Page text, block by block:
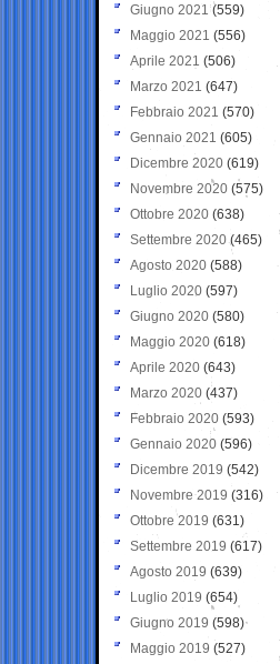
Giugno 2021(559)
Maggio 2021 (556)
Aprile 2021 (506)
Marzo 2021 (647)
Febbraio 2021 (570)
Gennaio 2021 (605)
Dicembre 2020 (619)
Novembre 2020 (575)
Ottobre 2020 (638)
Settembre 2020(465)
Agosto 2020 (588)
Luglio 2020 (597)
Giugno 2020 (580)
Maggio 2020 (618)
Aprile 2020 (643)
Marzo 2020 (437)
Febbraio 2020 (593)
Gennaio 2020 (596)
Dicembre 2019 (542)
Novembre 2019 (316)
Ottobre 2019 (631)
Settembre 2019 (617)
Agosto 2019 (639)
Luglio 2019 (654)
Giugno 2019 (598)
Maggio 2019 (527)